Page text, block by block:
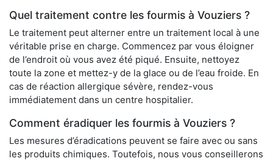
Quel traitement contre les fourmis à Vouziers ?
Le traitement peut alterner entre un traitement local à une
véritable prise en charge. Commencez par vous éloigner
de l’endroit où vous avez été piqué. Ensuite, nettoyez
toute la zone et mettez-y de la glace ou de l’eau froide. En
cas de réaction allergique sévère, rendez-vous
immédiatement dans un centre hospitalier.
Comment éradiquer les fourmis à Vouziers ?
Les mesures d’éradications peuvent se faire avec ou sans
les produits chimiques. Toutefois, nous vous conseillerons